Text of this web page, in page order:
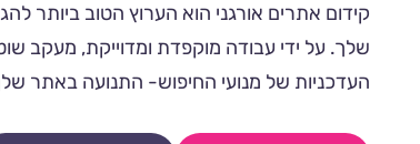
קידום אתרים אורגני הוא הערוץ הטוב ביותר
שלך. על ידי עבודה מוקפדת ומדוייקת, מעקב
העדכניות של מנועי החיפוש- התנועה באתר